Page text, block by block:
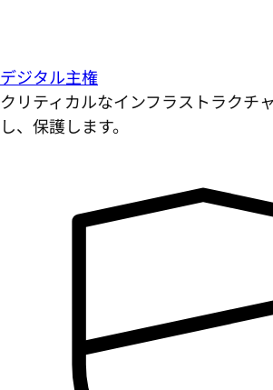
デジタル主権
クリティカルなインフラストラクチ
し、保護します。